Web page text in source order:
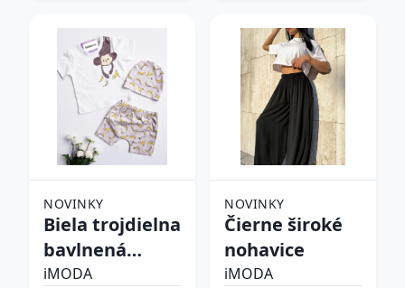
NOVINKY
Biela trojdielna
bavlnená
súprava
iMODA
NOVINKY
Čierne široké
nohavice
iMODA